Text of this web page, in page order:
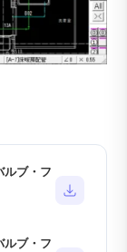
ルブ・フ
ルブ・フ